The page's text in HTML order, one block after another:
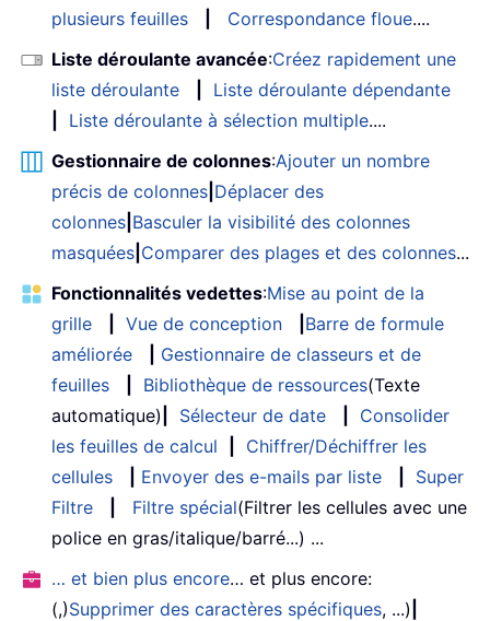
plusieurs feuilles
Correspondance floue....
Liste déroulante avancée:Créez rapidement une
liste déroulante
Liste déroulante dépendante
Liste déroulante à sélection multiple....
Gestionnaire de colonnes:Ajouter un nombre
précis de colonnes Déplacer des
colonnes Basculer la visibilité des colonnes
masquées Comparer des plages et des colonnes...
Fonctionnalités vedettes:Mise au point de la
grille
Vue de conception
Barre de formule
améliorée
Gestionnaire de classeurs et de
feuilles
Bibliothèque de ressources(Texte
automatique)
Sélecteur de date
Consolider
les feuilles de calcul
Chiffrer/Déchiffrer les
cellules
Envoyer des e-mails par liste
Super
Filtre
Filtre spécial(Filtrer les cellules avec une
police en gras/italique/barré...) ...
… et bien plus encore… et plus encore:
(,)Supprimer des caractères spécifiques, ...)